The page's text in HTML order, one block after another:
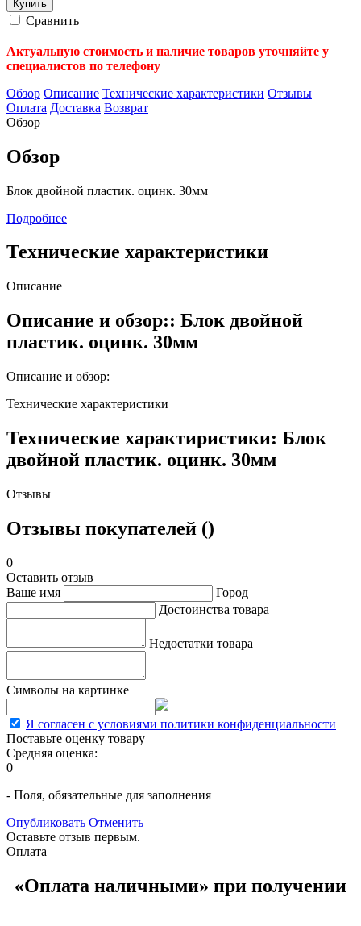
Сравнить
Актуальную стоимость и наличие товаров уточняйте у
специалистов по телефону
Обзор Описание Технические характеристики Отзывы
Оплата Доставка Возврат
Обзор
Обзор
Блок двойной пластик. оцинк. 30мм
Подробнее
Технические характеристики
Описание
Описание и обзор:: Блок двойной
пластик. оцинк. 30мм
Описание и обзор:
Технические характеристики
Технические характиристики: Блок
двойной пластик. оцинк. 30мм
Отзывы
Отзывы покупателей ()
0
Оставить отзыв
Ваше имя
Город
Достоинства товара
Недостатки товара
Символы на картинке
Я согласен с условиями политики конфиденциальности
Поставьте оценку товару
Средняя оценка:
0
- Поля, обязательные для заполнения
Опубликовать Отменить
Оставьте отзыв первым.
Оплата
«Оплата наличными» при получении